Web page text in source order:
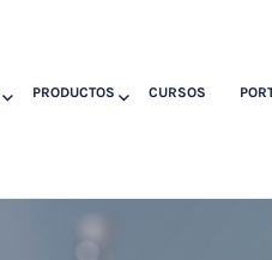
PRODUCTOS CURSOS